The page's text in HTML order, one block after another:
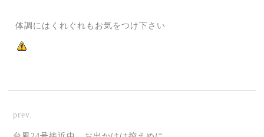
体調にはくれぐれもお気をつけ下さい
prev.